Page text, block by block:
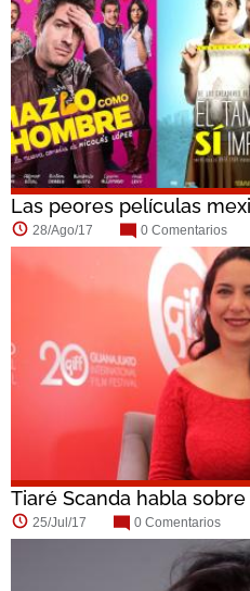
Las peores películas
28/Ago/17 0 Comentarios
Tiaré Scanda habla
25/Jul/17 0 Comentarios